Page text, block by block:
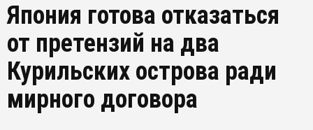
Япония готова отказаться
от претензий на два
Курильских острова ради
мирного договора